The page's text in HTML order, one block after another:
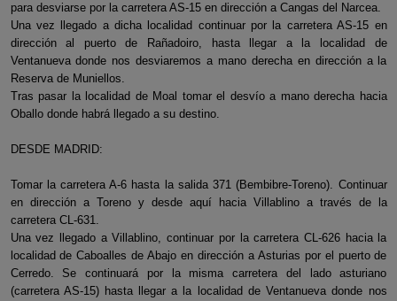
para desviarse por la carretera AS-15 en dirección a Cangas del Narcea.
Una vez llegado a dicha localidad continuar por la carretera AS-15 en
dirección al puerto de Rañadoiro, hasta llegar a la localidad de
Ventanueva donde nos desviaremos a mano derecha en dirección a la
Reserva de Muniellos.
Tras pasar la localidad de Moal tomar el desvío a mano derecha hacia
Oballo donde habrá llegado a su destino.
DESDE MADRID:
Tomar la carretera A-6 hasta la salida 371 (Bembibre-Toreno). Continuar
en dirección a Toreno y desde aquí hacia Villablino a través de la
carretera CL-631.
Una vez llegado a Villablino, continuar por la carretera CL-626 hacia la
localidad de Caboalles de Abajo en dirección a Asturias por el puerto de
Cerredo. Se continuará por la misma carretera del lado asturiano
(carretera AS-15) hasta llegar a la localidad de Ventanueva donde nos